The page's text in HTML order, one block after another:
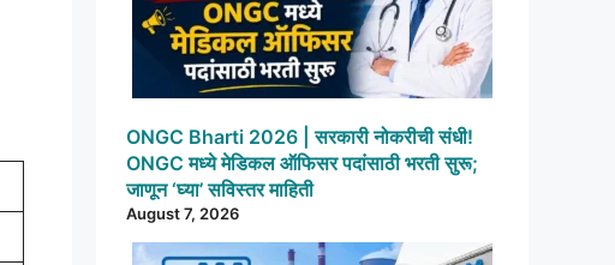
ONGC Bharti 2026 | सरकारी नोकरीची संधी!
ONGC मध्ये मेडिकल ऑफिसर पदांसाठी भरती सुरू;
जाणून ‘घ्या’ सविस्तर माहिती
August 7, 2026